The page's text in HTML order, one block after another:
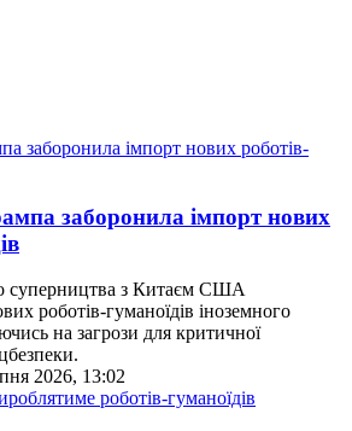
заборонила імпорт нових
суперництва з Китаєм США
роботів-гуманоїдів іноземного
на загрози для критичної
2026, 13:02